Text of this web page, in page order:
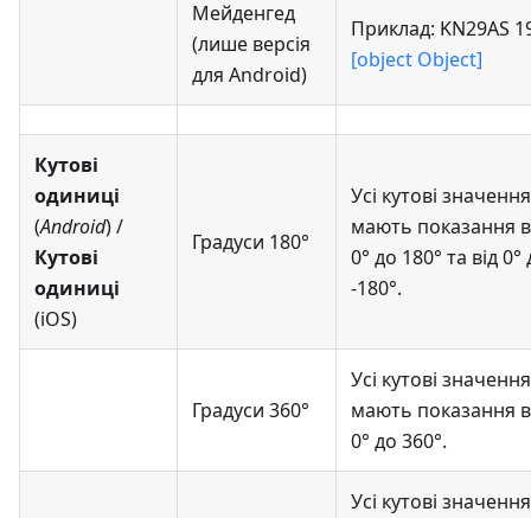
Мейденгед
(лише версія
для Android)
Приклад: KN29AS
[object Object]
Кутові
одиниці
(Android) /
Кутові
одиниці
(iOS)
Градуси 180°
Усі кутові значення
мають показання
0° до 180° та від 0°
-180°.
Градуси 360°
Усі кутові значення
мають показання
0° до 360°.
Усі кутові значення